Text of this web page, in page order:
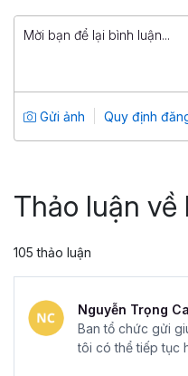
Tổng số 3
4.6
Gửi ảnh Quy định
Thảo luận về
105 thảo luận
Nguyễn Trọng
Ban tổ chức gửi
tôi có thể tiếp tục